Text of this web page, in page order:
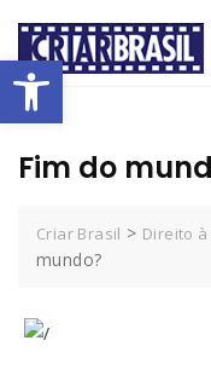
Abrir a
Fim do
Criar Brasil > Direito
mundo?